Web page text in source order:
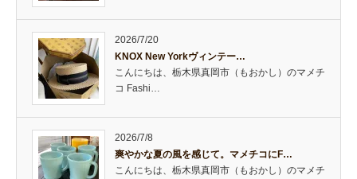
2026/7/20
KNOX New Yorkヴィンテー…
こんにちは、栃木県真岡市（もおかし）のマメチ
コ Fashi…
2026/7/8
爽やかな夏の風を感じて。マメチコにF…
こんにちは、栃木県真岡市（もおかし）のマメチ